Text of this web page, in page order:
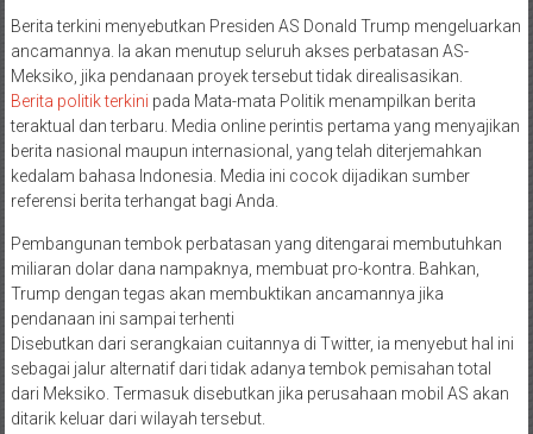
Berita terkini menyebutkan Presiden AS Donald Trump mengeluarkan
ancamannya. Ia akan menutup seluruh akses perbatasan AS-
Meksiko, jika pendanaan proyek tersebut tidak direalisasikan.
Berita politik terkini pada Mata-mata Politik menampilkan berita
teraktual dan terbaru. Media online perintis pertama yang menyajikan
berita nasional maupun internasional, yang telah diterjemahkan
kedalam bahasa Indonesia. Media ini cocok dijadikan sumber
referensi berita terhangat bagi Anda.
Pembangunan tembok perbatasan yang ditengarai membutuhkan
miliaran dolar dana nampaknya, membuat pro-kontra. Bahkan,
Trump dengan tegas akan membuktikan ancamannya jika
pendanaan ini sampai terhenti
Disebutkan dari serangkaian cuitannya di Twitter, ia menyebut hal ini
sebagai jalur alternatif dari tidak adanya tembok pemisahan total
dari Meksiko. Termasuk disebutkan jika perusahaan mobil AS akan
ditarik keluar dari wilayah tersebut.